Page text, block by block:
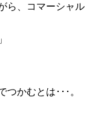
ら、コマーシャル
かむとは･･･。